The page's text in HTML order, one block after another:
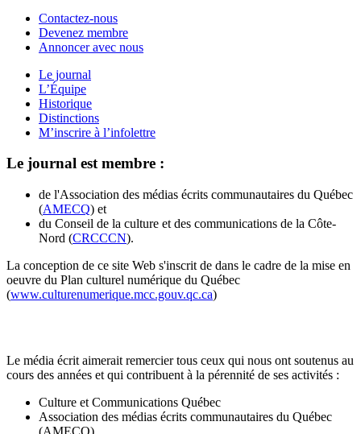
Contactez-nous
Devenez membre
Annoncer avec nous
Le journal
L’Équipe
Historique
Distinctions
M’inscrire à l’infolettre
Le journal est membre :
de l'Association des médias écrits communautaires du Québec
(AMECQ) et
du Conseil de la culture et des communications de la Côte-
Nord (CRCCCN).
La conception de ce site Web s'inscrit de dans le cadre de la mise en
oeuvre du Plan culturel numérique du Québec
(www.culturenumerique.mcc.gouv.qc.ca)
Le média écrit aimerait remercier tous ceux qui nous ont soutenus au
cours des années et qui contribuent à la pérennité de ses activités :
Culture et Communications Québec
Association des médias écrits communautaires du Québec